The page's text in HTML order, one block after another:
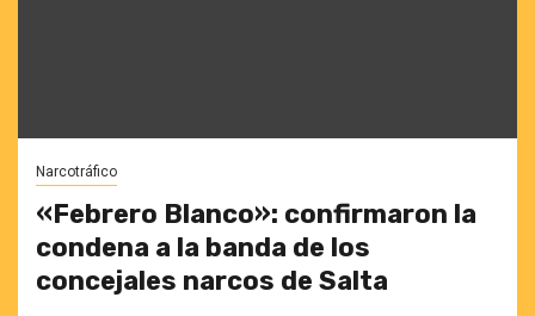
Narcotráfico
«Febrero Blanco»: confirmaron la
condena a la banda de los
concejales narcos de Salta